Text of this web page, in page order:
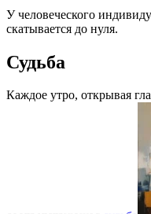
У человеческого
скатывается до нуля.
Судьба
Каждое утро, открывая